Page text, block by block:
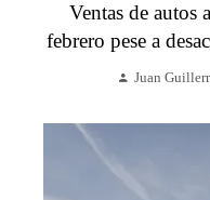
Ventas de autos
febrero pese a
Juan